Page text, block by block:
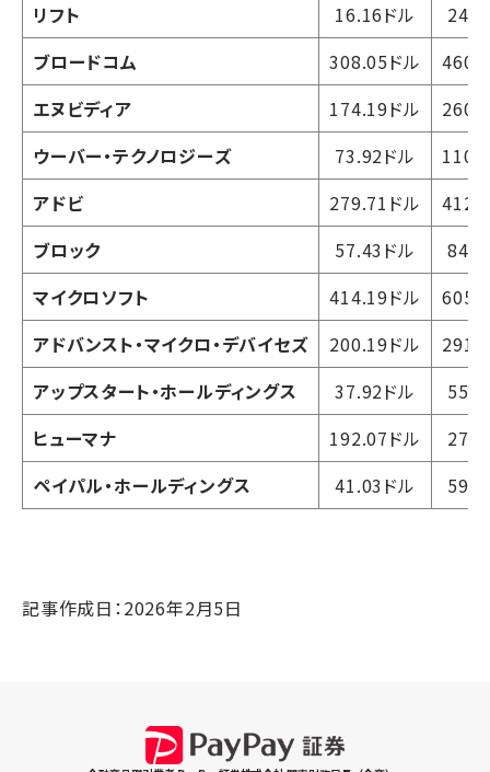
リフト
16.16ドル
ブロードコム
308.05ドル
エヌビディア
174.19ドル
ウーバー・テクノロジーズ
73.92ドル
アドビ
279.71ドル
ブロック
57.43ドル
マイクロソフト
414.19ドル
アドバンスト・マイクロ・デバイセズ
200.19ドル
アップスタート・ホールディングス
37.92ドル
ヒューマナ
192.07ドル
ペイパル・ホールディングス
41.03ドル
記事作成日：2026年2月5日